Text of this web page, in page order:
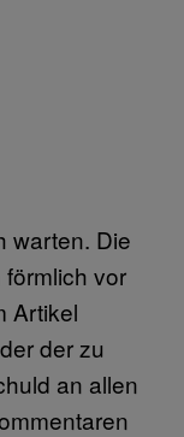
warten. Die
vor
Artikel
der zu
an allen